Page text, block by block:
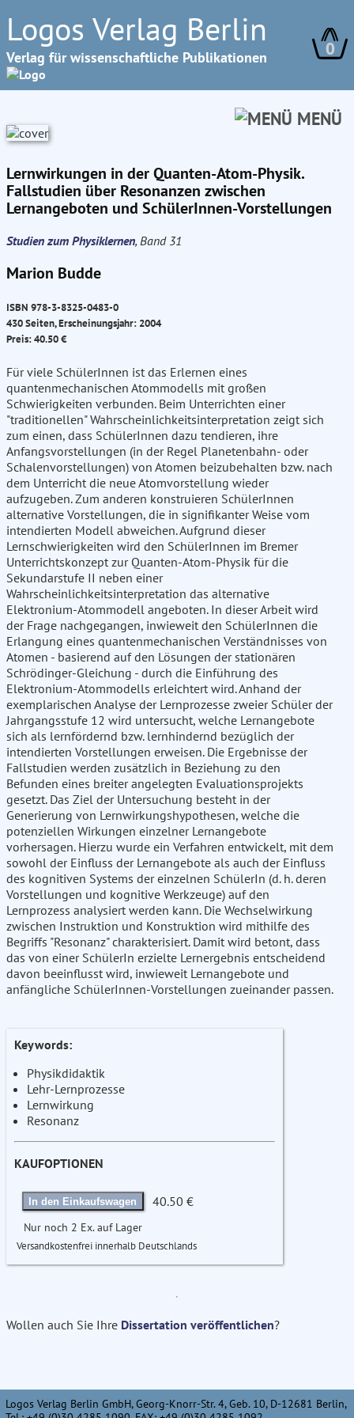
Logos Verlag Berlin
Verlag für wissenschaftliche Publikationen 0
MENÜ
Lernwirkungen in der Quanten-Atom-Physik.
Fallstudien über Resonanzen zwischen
Lernangeboten und SchülerInnen-Vorstellungen
Studien zum Physiklernen, Band 31
Marion Budde
ISBN 978-3-8325-0483-0
430 Seiten, Erscheinungsjahr: 2004
Preis: 40.50 €
Für viele SchülerInnen ist das Erlernen eines
quantenmechanischen Atommodells mit großen
Schwierigkeiten verbunden. Beim Unterrichten einer
"traditionellen" Wahrscheinlichkeitsinterpretation zeigt sich
zum einen, dass SchülerInnen dazu tendieren, ihre
Anfangsvorstellungen (in der Regel Planetenbahn- oder
Schalenvorstellungen) von Atomen beizubehalten bzw. nach
dem Unterricht die neue Atomvorstellung wieder
aufzugeben. Zum anderen konstruieren SchülerInnen
alternative Vorstellungen, die in signifikanter Weise vom
intendierten Modell abweichen. Aufgrund dieser
Lernschwierigkeiten wird den SchülerInnen im Bremer
Unterrichtskonzept zur Quanten-Atom-Physik für die
Sekundarstufe II neben einer
Wahrscheinlichkeitsinterpretation das alternative
Elektronium-Atommodell angeboten. In dieser Arbeit wird
der Frage nachgegangen, inwieweit den SchülerInnen die
Erlangung eines quantenmechanischen Verständnisses von
Atomen - basierend auf den Lösungen der stationären
Schrödinger-Gleichung - durch die Einführung des
Elektronium-Atommodells erleichtert wird. Anhand der
exemplarischen Analyse der Lernprozesse zweier Schüler der
Jahrgangsstufe 12 wird untersucht, welche Lernangebote
sich als lernfördernd bzw. lernhindernd bezüglich der
intendierten Vorstellungen erweisen. Die Ergebnisse der
Fallstudien werden zusätzlich in Beziehung zu den
Befunden eines breiter angelegten Evaluationsprojekts
gesetzt. Das Ziel der Untersuchung besteht in der
Generierung von Lernwirkungshypothesen, welche die
potenziellen Wirkungen einzelner Lernangebote
vorhersagen. Hierzu wurde ein Verfahren entwickelt, mit dem
sowohl der Einfluss der Lernangebote als auch der Einfluss
des kognitiven Systems der einzelnen SchülerIn (d. h. deren
Vorstellungen und kognitive Werkzeuge) auf den
Lernprozess analysiert werden kann. Die Wechselwirkung
zwischen Instruktion und Konstruktion wird mithilfe des
Begriffs "Resonanz" charakterisiert. Damit wird betont, dass
das von einer SchülerIn erzielte Lernergebnis entscheidend
davon beeinflusst wird, inwieweit Lernangebote und
anfängliche SchülerInnen-Vorstellungen zueinander passen.
Keywords:
Physikdidaktik
Lehr-Lernprozesse
Lernwirkung
Resonanz
KAUFOPTIONEN
In den Einkaufswagen 40.50 €
Nur noch 2 Ex. auf Lager
Versandkostenfrei innerhalb Deutschlands
Wollen auch Sie Ihre Dissertation veröffentlichen?
Logos Verlag Berlin GmbH, Georg-Knorr-Str. 4, Geb. 10, D-12681 Berlin,